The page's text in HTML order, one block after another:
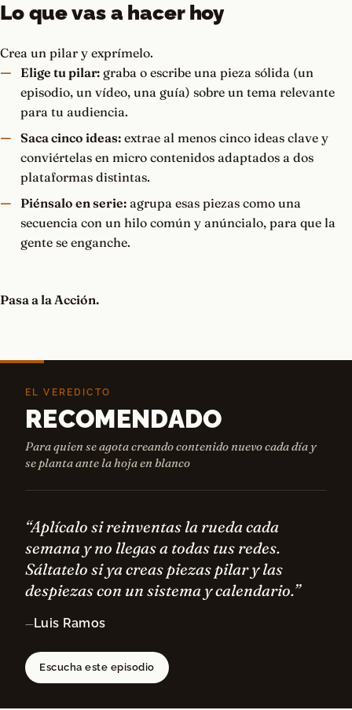
Lo que vas a hacer hoy
Crea un pilar y exprímelo.
Elige tu pilar:graba o escribe una pieza sólida (un
episodio, un vídeo, una guía) sobre un tema relevante
para tu audiencia.
Saca cinco ideas:extrae al menos cinco ideas clave y
conviértelas en micro contenidos adaptados a dos
plataformas distintas.
Piénsalo en serie:agrupa esas piezas como una
secuencia con un hilo común y anúncialo, para que la
gente se enganche.
Pasa a la Acción.
EL VEREDICTO
RECOMENDADO
Para quien se agota creando contenido nuevo cada día y
se planta ante la hoja en blanco
“Aplícalo si reinventas la rueda cada
semana y no llegas a todas tus redes.
Sáltatelo si ya creas piezas pilar y las
despiezas con un sistema y calendario.”
— Luis Ramos
Escucha este episodio